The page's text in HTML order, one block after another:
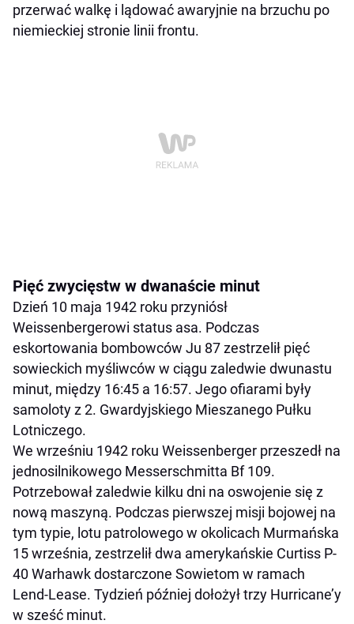
przerwać walkę i lądować awaryjnie na brzuchu po
niemieckiej stronie linii frontu.
Pięć zwycięstw w dwanaście minut
Dzień 10 maja 1942 roku przyniósł
Weissenbergerowi status asa. Podczas
eskortowania bombowców Ju 87 zestrzelił pięć
sowieckich myśliwców w ciągu zaledwie dwunastu
minut, między 16:45 a 16:57. Jego ofiarami były
samoloty z 2. Gwardyjskiego Mieszanego Pułku
Lotniczego.
We wrześniu 1942 roku Weissenberger przeszedł na
jednosilnikowego Messerschmitta Bf 109.
Potrzebował zaledwie kilku dni na oswojenie się z
nową maszyną. Podczas pierwszej misji bojowej na
tym typie, lotu patrolowego w okolicach Murmańska
15 września, zestrzelił dwa amerykańskie Curtiss P-
40 Warhawk dostarczone Sowietom w ramach
Lend-Lease. Tydzień później dołożył trzy Hurricane’y
w sześć minut.